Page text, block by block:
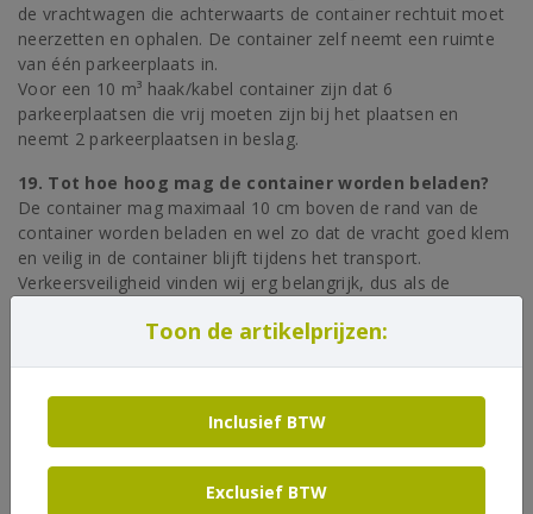
de vrachtwagen die achterwaarts de container rechtuit moet
neerzetten en ophalen. De container zelf neemt een ruimte
van één parkeerplaats in.
Voor een 10 m³ haak/kabel container zijn dat 6
parkeerplaatsen die vrij moeten zijn bij het plaatsen en
neemt 2 parkeerplaatsen in beslag.
19. Tot hoe hoog mag de container worden beladen?
De container mag maximaal 10 cm boven de rand van de
container worden beladen en wel zo dat de vracht goed klem
en veilig in de container blijft tijdens het transport.
Verkeersveiligheid vinden wij erg belangrijk, dus als de
constateert zijn wij gedwongen deze te laten staan en
20. De container die ik besteld heb, is eigenlijk te klein.
Wij adviseren u de bestelde container vol te maken en daarna
de container te wisselen voor een nieuwe container. Via het
ophaalformulier en op bestelformulier bij bestelnotities kan u
Toon de artikelprijzen:
Inclusief BTW
Exclusief BTW